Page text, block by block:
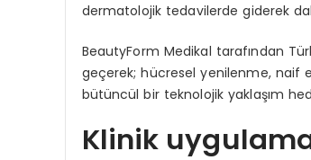
dermatolojik tedavilerde giderek
BeautyForm Medikal tarafından
geçerek; hücresel yenilenme, naif
bütüncül bir teknolojik yaklaşım
Klinik